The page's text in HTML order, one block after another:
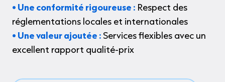
• Une conformité rigoureuse : Respect des
réglementations locales et internationales
• Une valeur ajoutée : Services flexibles avec un
excellent rapport qualité-prix